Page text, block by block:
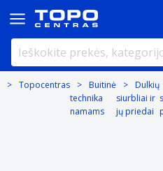
Topocentras
Buitinė
technika
namams
Dulkių
siurbliai ir
jų priedai